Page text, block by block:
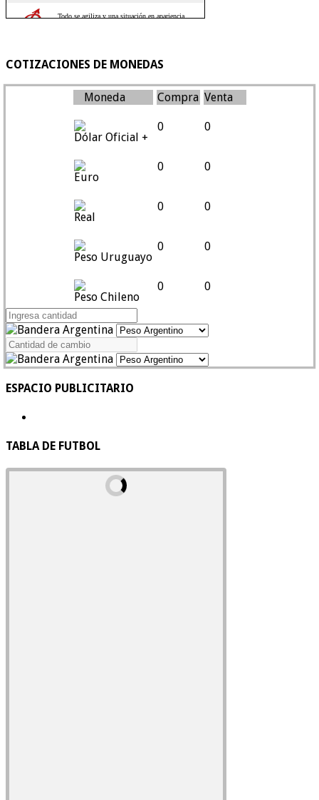
COTIZACIONES DE MONEDAS
Moneda Compra Venta
Dólar Oficial +
0 0
Euro
0 0
Real
0 0
Peso Uruguayo
0 0
Peso Chileno
0 0
ESPACIO PUBLICITARIO
TABLA DE FUTBOL